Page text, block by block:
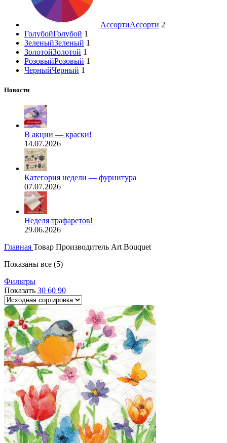
АссортиАссорти 2
ГолубойГолубой 1
ЗеленыйЗеленый 1
ЗолотойЗолотой 1
РозовыйРозовый 1
ЧерныйЧерный 1
Новости
В акции — краски!
14.07.2026
Категория недели — фурнитура
07.07.2026
Неделя трафаретов!
29.06.2026
Главная Товар Производитель Art Bouquet
Показаны все (5)
Фильтры
Показать 30 60 90